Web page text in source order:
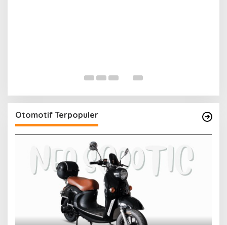
Otomotif Terpopuler